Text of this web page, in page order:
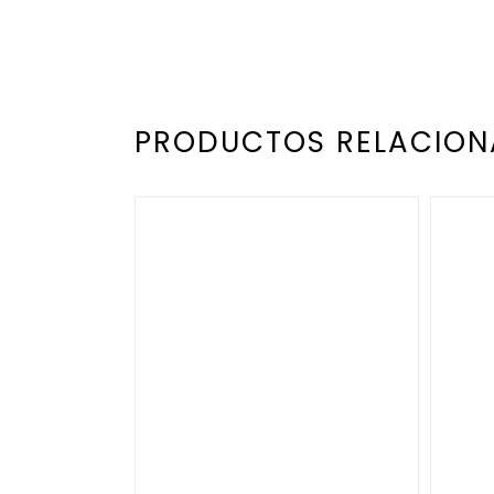
PRODUCTOS